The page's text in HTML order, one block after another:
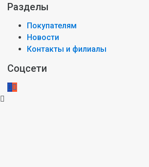
Разделы
Покупателям
Новости
Контакты и филиалы
Соцсети